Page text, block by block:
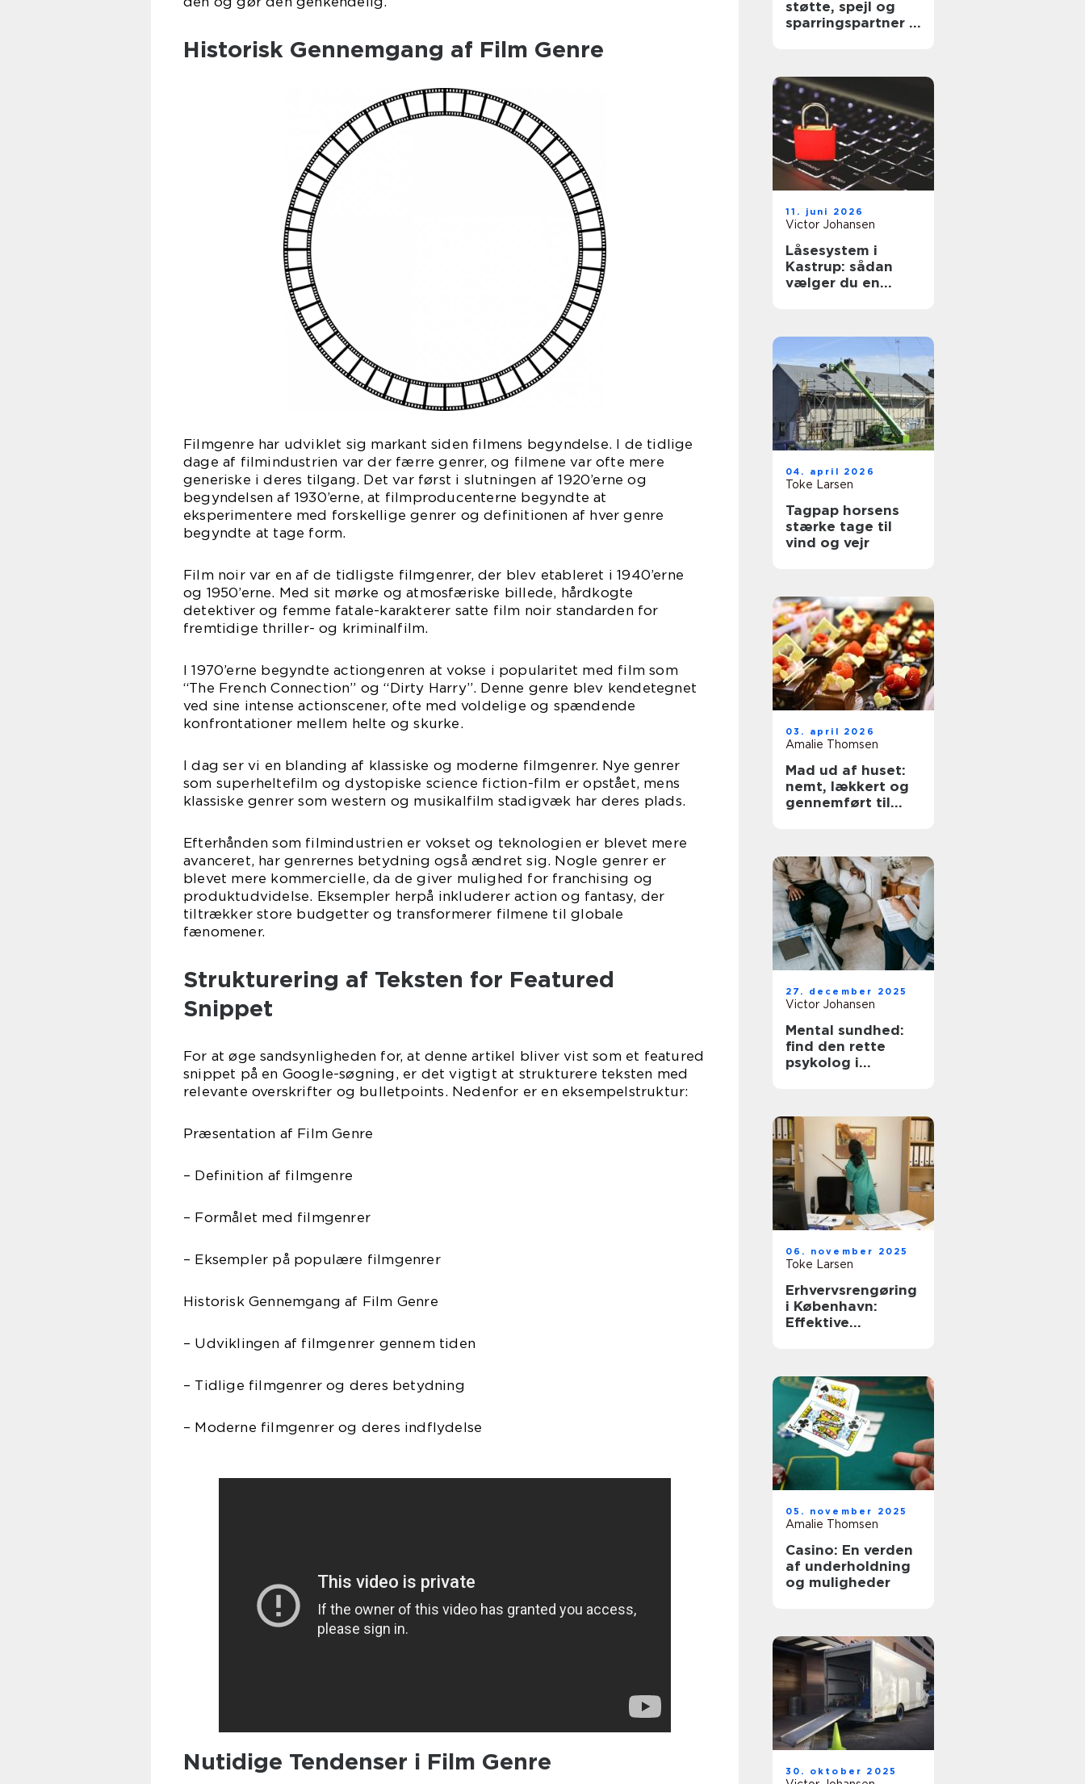
Historisk Gennemgang af Film Genre
Filmgenre har udviklet sig markant siden filmens begyndelse. I de tidlige
dage af filmindustrien var der færre genrer, og filmene var ofte mere
generiske i deres tilgang. Det var først i slutningen af 1920’erne og
begyndelsen af 1930’erne, at filmproducenterne begyndte at
eksperimentere med forskellige genrer og definitionen af hver genre
begyndte at tage form.
Film noir var en af de tidligste filmgenrer, der blev etableret i 1940’erne
og 1950’erne. Med sit mørke og atmosfæriske billede, hårdkogte
detektiver og femme fatale-karakterer satte film noir standarden for
fremtidige thriller- og kriminalfilm.
I 1970’erne begyndte actiongenren at vokse i popularitet med film som
“The French Connection” og “Dirty Harry”. Denne genre blev kendetegnet
ved sine intense actionscener, ofte med voldelige og spændende
konfrontationer mellem helte og skurke.
I dag ser vi en blanding af klassiske og moderne filmgenrer. Nye genrer
som superheltefilm og dystopiske science fiction-film er opstået, mens
klassiske genrer som western og musikalfilm stadigvæk har deres plads.
Efterhånden som filmindustrien er vokset og teknologien er blevet mere
avanceret, har genrernes betydning også ændret sig. Nogle genrer er
blevet mere kommercielle, da de giver mulighed for franchising og
produktudvidelse. Eksempler herpå inkluderer action og fantasy, der
tiltrækker store budgetter og transformerer filmene til globale
fænomener.
Strukturering af Teksten for Featured
Snippet
For at øge sandsynligheden for, at denne artikel bliver vist som et featured
snippet på en Google-søgning, er det vigtigt at strukturere teksten med
relevante overskrifter og bulletpoints. Nedenfor er en eksempelstruktur:
Præsentation af Film Genre
– Definition af filmgenre
– Formålet med filmgenrer
– Eksempler på populære filmgenrer
Historisk Gennemgang af Film Genre
– Udviklingen af filmgenrer gennem tiden
– Tidlige filmgenrer og deres betydning
– Moderne filmgenrer og deres indflydelse
Nutidige Tendenser i Film Genre
støtte, spejl og
sparringspartner i
11. juni 2026
Victor Johansen
Låsesystem i
Kastrup: sådan
vælger du en
04. april 2026
Toke Larsen
Tagpap horsens
stærke tage til
vind og vejr
03. april 2026
Amalie Thomsen
Mad ud af huset:
nemt, lækkert og
gennemført til
27. december 2025
Victor Johansen
Mental sundhed:
find den rette
psykolog i
06. november 2025
Toke Larsen
Erhvervsrengøring
i København:
Effektive
05. november 2025
Amalie Thomsen
Casino: En verden
af underholdning
og muligheder
30. oktober 2025